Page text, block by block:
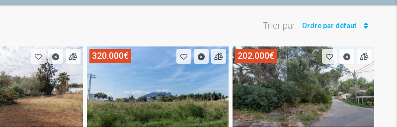
Trier par: Ordre par défaut
320.000€ 202.000€